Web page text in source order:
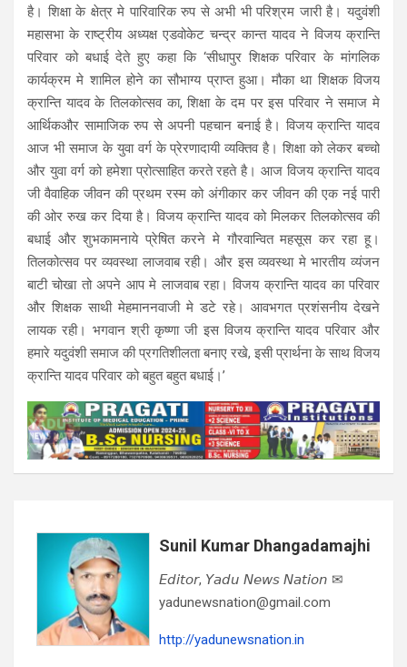
है। शिक्षा के क्षेत्र मे पारिवारिक रुप से अभी भी परिश्रम जारी है। यदुवंशी
महासभा के राष्ट्रीय अध्यक्ष एडवोकेट चन्द्र कान्त यादव ने विजय क्रान्ति
परिवार को बधाई देते हुए कहा कि ‘सीधापुर शिक्षक परिवार के मांगलिक
कार्यक्रम मे शामिल होने का सौभाग्य प्राप्त हुआ। मौका था शिक्षक विजय
क्रान्ति यादव के तिलकोत्सव का, शिक्षा के दम पर इस परिवार ने समाज मे
आर्थिकऔर सामाजिक रुप से अपनी पहचान बनाई है। विजय क्रान्ति यादव
आज भी समाज के युवा वर्ग के प्रेरणादायी व्यक्तिव है। शिक्षा को लेकर बच्चो
और युवा वर्ग को हमेशा प्रोत्साहित करते रहते है। आज विजय क्रान्ति यादव
जी वैवाहिक जीवन की प्रथम रस्म को अंगीकार कर जीवन की एक नई पारी
की ओर रुख कर दिया है। विजय क्रान्ति यादव को मिलकर तिलकोत्सव की
बधाई और शुभकामनाये प्रेषित करने मे गौरवान्वित महसूस कर रहा हू।
तिलकोत्सव पर व्यवस्था लाजवाब रही। और इस व्यवस्था मे भारतीय व्यंजन
बाटी चोखा तो अपने आप मे लाजवाब रहा। विजय क्रान्ति यादव का परिवार
और शिक्षक साथी मेहमाननवाजी मे डटे रहे। आवभगत प्रशंसनीय देखने
लायक रही। भगवान श्री कृष्णा जी इस विजय क्रान्ति यादव परिवार और
हमारे यदुवंशी समाज की प्रगतिशीलता बनाए रखे, इसी प्रार्थना के साथ विजय
क्रान्ति यादव परिवार को बहुत बहुत बधाई।’
Sunil Kumar Dhangadamajhi
𝘌𝘥𝘪𝘵𝘰𝘳, 𝘠𝘢𝘥𝘶 𝘕𝘦𝘸𝘴 𝘕𝘢𝘵𝘪𝘰𝘯 ✉
yadunewsnation@gmail.com
http://yadunewsnation.in